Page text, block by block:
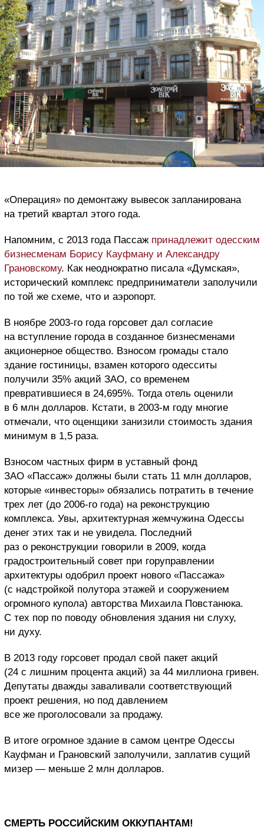
«Операция» по демонтажу вывесок запланирована
на третий квартал этого года.
Напомним, с 2013 года Пассаж принадлежит одесским
бизнесменам Борису Кауфману и Александру
Грановскому. Как неоднократно писала «Думская»,
исторический комплекс предприниматели заполучили
по той же схеме, что и аэропорт.
В ноябре 2003-го года горсовет дал согласие
на вступление города в созданное бизнесменами
акционерное общество. Взносом громады стало
здание гостиницы, взамен которого одесситы
получили 35% акций ЗАО, со временем
превратившиеся в 24,695%. Тогда отель оценили
в 6 млн долларов. Кстати, в 2003-м году многие
отмечали, что оценщики занизили стоимость здания
минимум в 1,5 раза.
Взносом частных фирм в уставный фонд
ЗАО «Пассаж» должны были стать 11 млн долларов,
которые «инвесторы» обязались потратить в течение
трех лет (до 2006-го года) на реконструкцию
комплекса. Увы, архитектурная жемчужина Одессы
денег этих так и не увидела. Последний
раз о реконструкции говорили в 2009, когда
градостроительный совет при горуправлении
архитектуры одобрил проект нового «Пассажа»
(с надстройкой полутора этажей и сооружением
огромного купола) авторства Михаила Повстанюка.
С тех пор по поводу обновления здания ни слуху,
ни духу.
В 2013 году горсовет продал свой пакет акций
(24 с лишним процента акций) за 44 миллиона гривен.
Депутаты дважды заваливали соответствующий
проект решения, но под давлением
все же проголосовали за продажу.
В итоге огромное здание в самом центре Одессы
Кауфман и Грановский заполучили, заплатив сущий
мизер — меньше 2 млн долларов.
СМЕРТЬ РОССИЙСКИМ ОККУПАНТАМ!